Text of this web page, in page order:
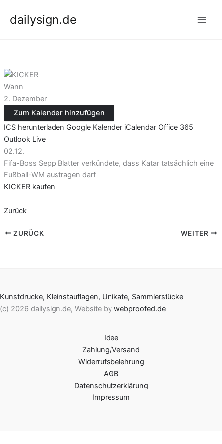
Inhaltdailysign.de
Wann
2. Dezember
Zum Kalender hinzufügen
ICS herunterladen Google Kalender iCalendar Office 365
Outlook Live
02.12.
Fifa-Boss Sepp Blatter verkündete, dass Katar tatsächlich eine
Fußball-WM austragen darf
KICKER kaufen
Zurück
ZURÜCK WEITER
Kunstdrucke, Kleinstauflagen, Unikate, Sammlerstücke
(c) 2026 dailysign.de, Website by webproofed.de
Idee
Zahlung/Versand
Widerrufsbelehrung
AGB
Datenschutzerklärung
Impressum